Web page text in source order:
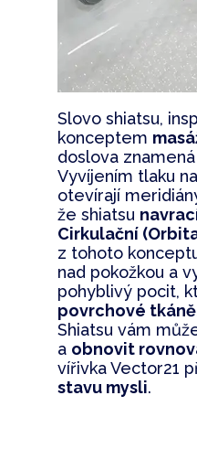
Slovo shiatsu,
konceptem
doslova znamená
Vyvíjením tlaku
otevírají
že shiatsu
Cirkulační
z tohoto
nad pokožkou a
pohyblivý pocit,
povrchové tkáně
Shiatsu vám
a obnovit
vířivka Vector21
stavu mysli.